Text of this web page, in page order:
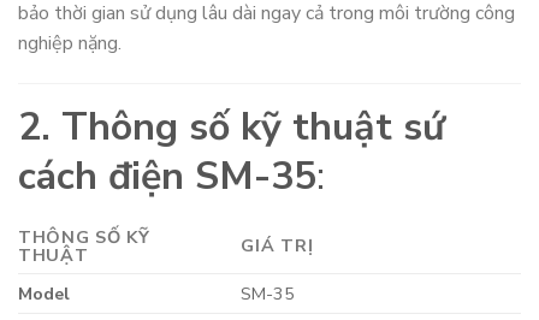
bảo thời gian sử dụng lâu dài ngay cả trong môi trường công
nghiệp nặng.
2. Thông số kỹ thuật sứ
cách điện SM-35:
THÔNG SỐ KỸ
THUẬT
GIÁ TRỊ
Model
SM-35